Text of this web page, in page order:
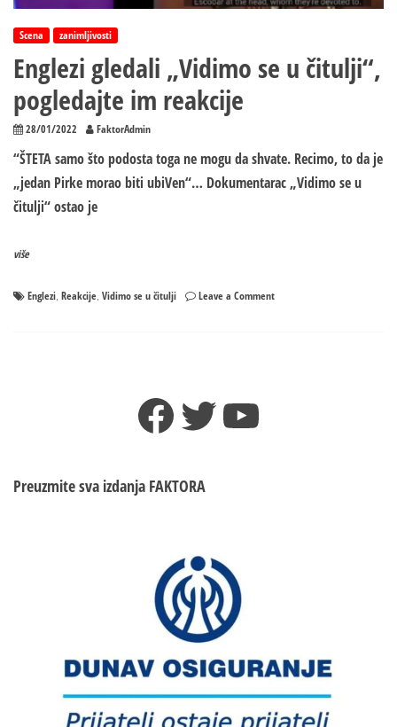
Scena zanimljivosti
Englezi gledali „Vidimo se u čitulji“,
pogledajte im reakcije
28/01/2022 FaktorAdmin
“ŠTETA samo što podosta toga ne mogu da shvate. Recimo, to da je
„jedan Pirke morao biti ubiVen“… Dokumentarac „Vidimo se u
čitulji“ ostao je
više
Englezi, Reakcije, Vidimo se u čitulji Leave a Commenton
Facebook
TwitterYouTube
Preuzmite sva izdanja FAKTORA